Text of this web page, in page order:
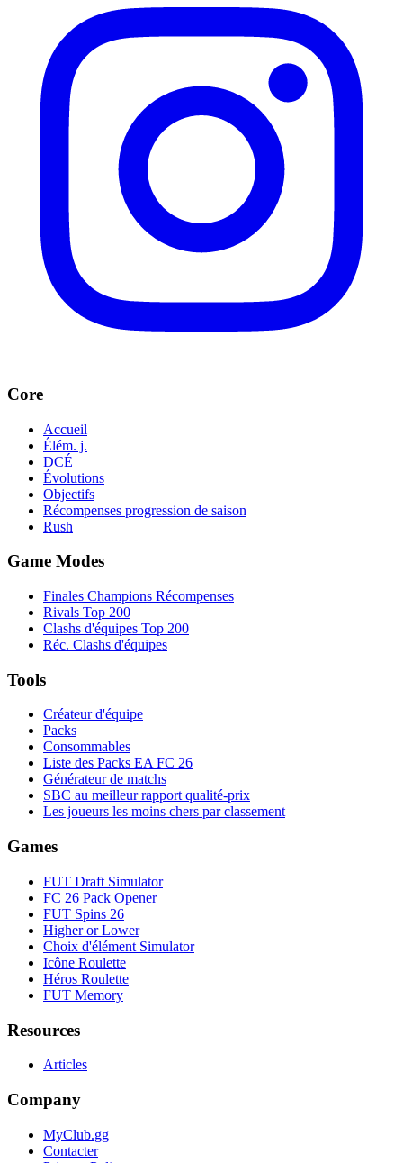
Core
Accueil
Élém. j.
DCÉ
Évolutions
Objectifs
Récompenses progression de saison
Rush
Game Modes
Finales Champions Récompenses
Rivals Top 200
Clashs d'équipes Top 200
Réc. Clashs d'équipes
Tools
Créateur d'équipe
Packs
Consommables
Liste des Packs EA FC 26
Générateur de matchs
SBC au meilleur rapport qualité-prix
Les joueurs les moins chers par classement
Games
FUT Draft Simulator
FC 26 Pack Opener
FUT Spins 26
Higher or Lower
Choix d'élément Simulator
Icône Roulette
Héros Roulette
FUT Memory
Resources
Articles
Company
MyClub.gg
Contacter